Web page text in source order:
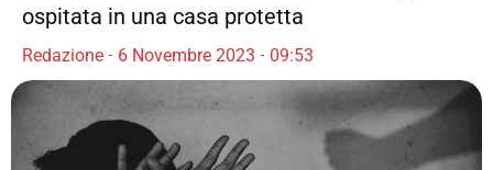
ospitata in una casa protetta
Redazione 6 Novembre 2023 09:53